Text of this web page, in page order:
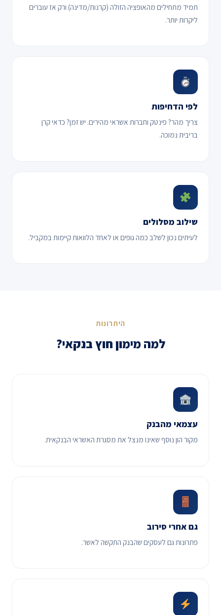
תמיד מתחילים מהאופציה הזולה (קרנות/מדינה) ורק אז עוברים
ליקרות יותר.
לפי הדחיפות
צריך מהר? פינטק וחברות אשראי מהירים. יש זמן? כדאי קרן
בריבית נמוכה.
שילוב מסלולים
לעיתים נכון לשלב כמה גופים או לאחד הלוואות קיימות במקביל.
היתרונות
למה מימון חוץ בנקאי?
עצמאי מהבנק
מקור הון נוסף שאינו מנצל את מסגרת האשראי הבנקאית.
גם אחרי סירוב
פתרונות גם לעסקים שהבנק התקשה לאשר.